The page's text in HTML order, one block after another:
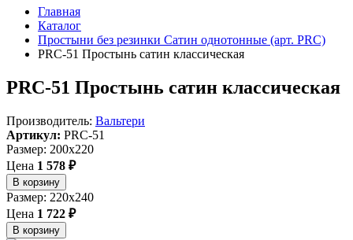
Главная
Каталог
Простыни без резинки Сатин однотонные (арт. PRC)
PRC-51 Простынь сатин классическая
PRC-51 Простынь сатин классическая
Производитель: Вальтери
Артикул: PRC-51
Размер: 200x220
Цена 1 578 ₽
В корзину
Размер: 220x240
Цена 1 722 ₽
В корзину